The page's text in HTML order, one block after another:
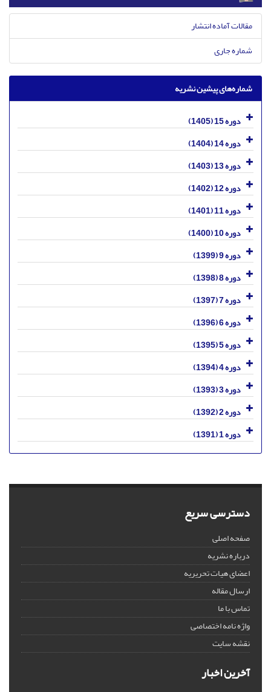
مقالات آماده انتشار
شماره جاری
شماره‌های پیشین نشریه
دوره 15 (1405)
دوره 14 (1404)
دوره 13 (1403)
دوره 12 (1402)
دوره 11 (1401)
دوره 10 (1400)
دوره 9 (1399)
دوره 8 (1398)
دوره 7 (1397)
دوره 6 (1396)
دوره 5 (1395)
دوره 4 (1394)
دوره 3 (1393)
دوره 2 (1392)
دوره 1 (1391)
دسترسی سریع
صفحه اصلی
درباره نشریه
اعضای هیات تحریریه
ارسال مقاله
تماس با ما
واژه نامه اختصاصی
نقشه سایت
آخرین اخبار